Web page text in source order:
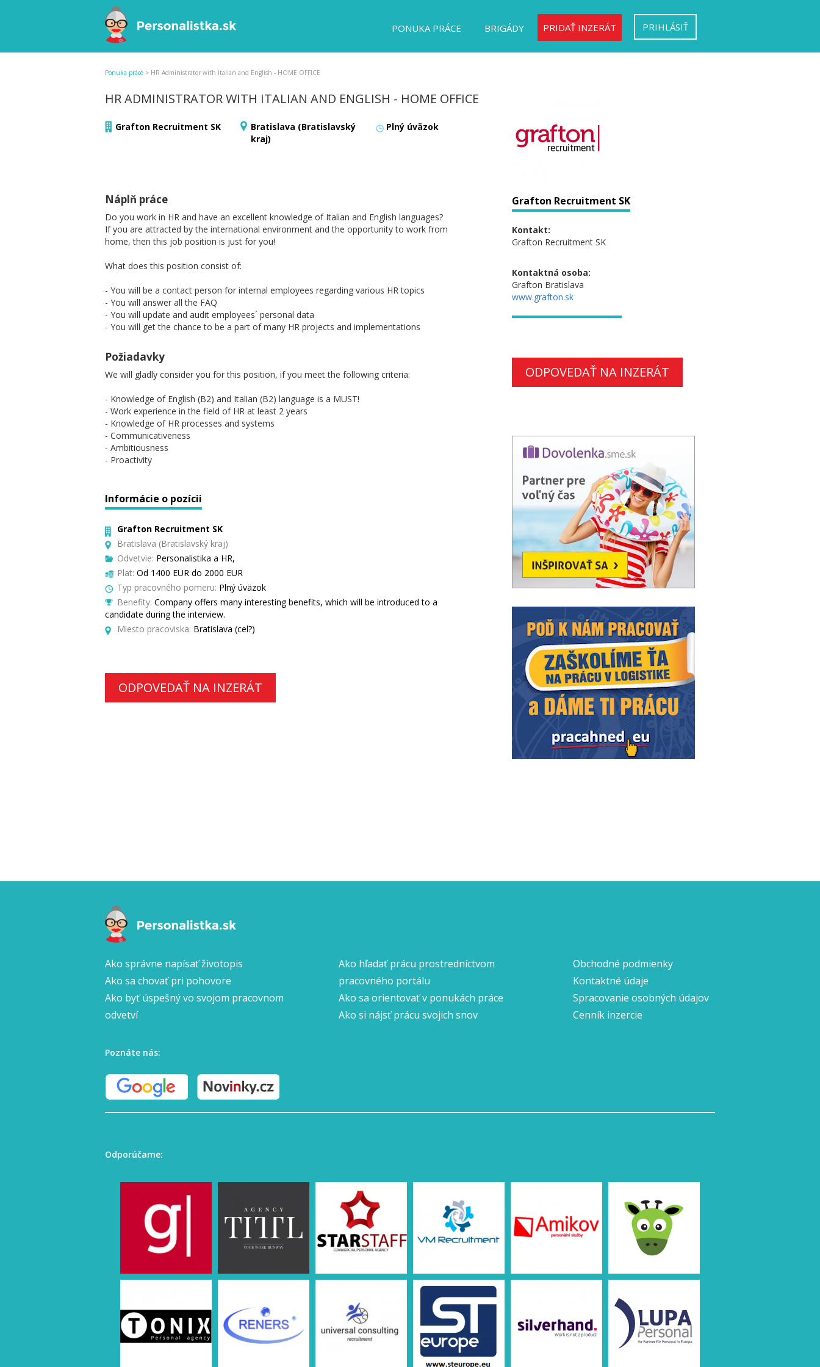
PONUKA PRÁCE BRIGÁDY PRIDAŤ INZERÁT PRIHLÁSIŤ
Ponuka práce > HR Administrator with Italian and English - HOME OFFICE
HR ADMINISTRATOR WITH ITALIAN AND ENGLISH - HOME OFFICE
Grafton Recruitment SK
Bratislava (Bratislavský
kraj)
Plný úväzok
Náplň práce
Do you work in HR and have an excellent knowledge of Italian and English languages?
If you are attracted by the international environment and the opportunity to work from
home, then this job position is just for you!
What does this position consist of:
- You will be a contact person for internal employees regarding various HR topics
- You will answer all the FAQ
- You will update and audit employees´ personal data
- You will get the chance to be a part of many HR projects and implementations
Požiadavky
We will gladly consider you for this position, if you meet the following criteria:
- Knowledge of English (B2) and Italian (B2) language is a MUST!
- Work experience in the field of HR at least 2 years
- Knowledge of HR processes and systems
- Communicativeness
- Ambitiousness
- Proactivity
Informácie o pozícii
Grafton Recruitment SK
Bratislava (Bratislavský kraj)
Odvetvie: Personalistika a HR,
Plat: Od 1400 EUR do 2000 EUR
Typ pracovného pomeru: Plný úväzok
Benefity: Company offers many interesting benefits, which will be introduced to a
candidate during the interview.
Miesto pracoviska: Bratislava (cel?)
ODPOVEDAŤ NA INZERÁT
Grafton Recruitment SK
Kontakt:
Grafton Recruitment SK
Kontaktná osoba:
Grafton Bratislava
www.grafton.sk
ODPOVEDAŤ NA INZERÁT
Ako správne napísať životopis
Ako sa chovať pri pohovore
Ako byť úspešný vo svojom pracovnom
odvetví
Ako hľadať prácu prostredníctvom
pracovného portálu
Ako sa orientovať v ponukách práce
Ako si nájsť prácu svojich snov
Obchodné podmienky
Kontaktné údaje
Spracovanie osobných údajov
Cenník inzercie
Poznáte nás:
Odporúčame: